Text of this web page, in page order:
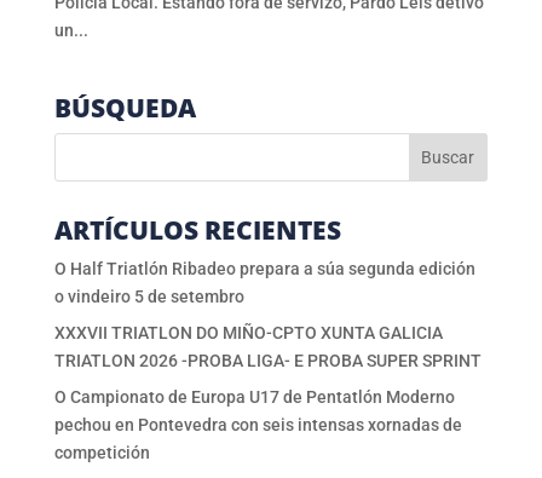
un...
BÚSQUEDA
ARTÍCULOS RECIENTES
O Half Triatlón Ribadeo prepara a súa segunda edición
o vindeiro 5 de setembro
XXXVII TRIATLON DO MIÑO-CPTO XUNTA GALICIA
TRIATLON 2026 -PROBA LIGA- E PROBA SUPER SPRINT
O Campionato de Europa U17 de Pentatlón Moderno
pechou en Pontevedra con seis intensas xornadas de
competición